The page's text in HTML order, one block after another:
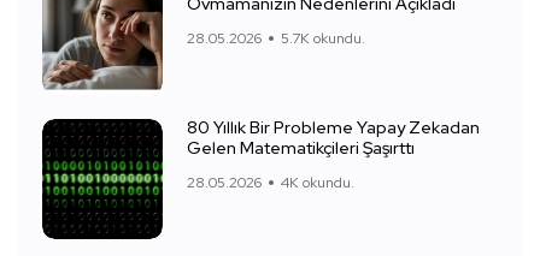
Ovmamanızın Nedenlerini Açıkladı
28.05.2026 5.7K okundu.
80 Yıllık Bir Probleme Yapay Zekadan
Gelen Matematikçileri Şaşırttı
28.05.2026 4K okundu.